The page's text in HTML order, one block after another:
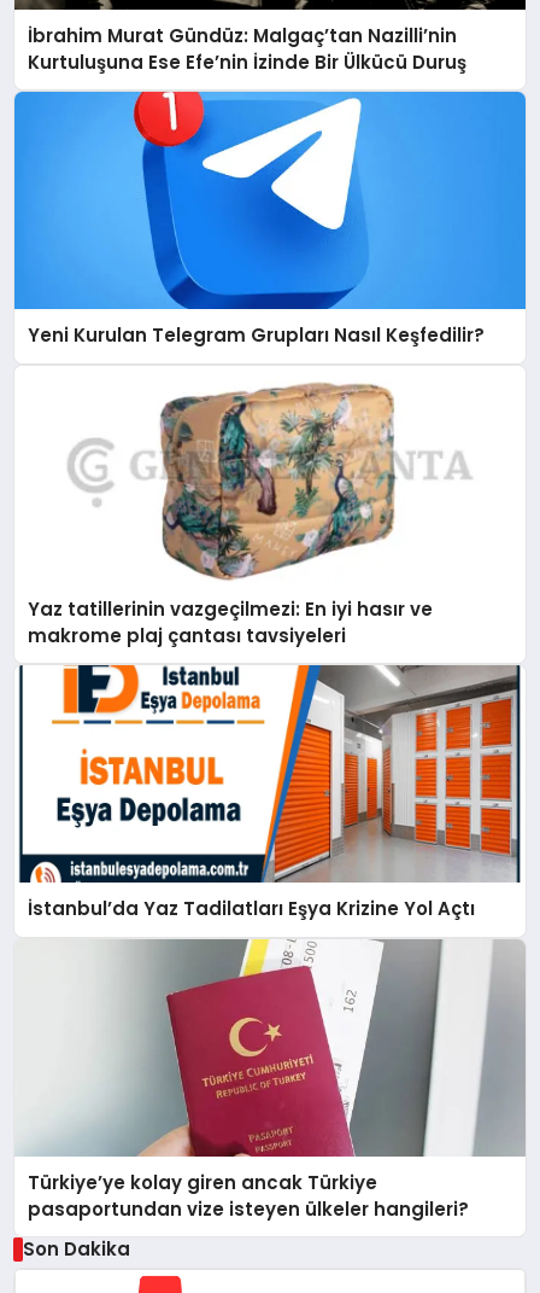
İbrahim Murat Gündüz: Malgaç’tan Nazilli’nin
Kurtuluşuna Ese Efe’nin İzinde Bir Ülkücü Duruş
Yeni Kurulan Telegram Grupları Nasıl Keşfedilir?
Yaz tatillerinin vazgeçilmezi: En iyi hasır ve
makrome plaj çantası tavsiyeleri
İstanbul’da Yaz Tadilatları Eşya Krizine Yol Açtı
Türkiye’ye kolay giren ancak Türkiye
pasaportundan vize isteyen ülkeler hangileri?
Son Dakika